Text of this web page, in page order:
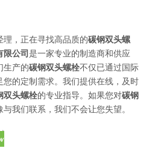
理，正在寻找高品质的碳钢双头螺
限公司 是一家专业的制造商和供应
生产的碳钢双头螺栓不仅已通过国际
的定制需求。我们提供在线，及时
双头螺栓的专业指导。如果您对碳钢
我们联系，我们不会让您失望。